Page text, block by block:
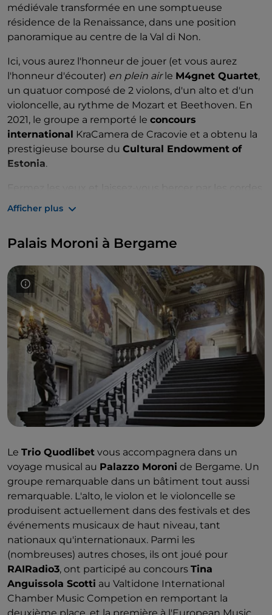
médiévale transformée en une somptueuse
résidence de la Renaissance, dans une position
panoramique au centre de la Val di Non.
Ici, vous aurez l'honneur de jouer (et vous aurez
l'honneur d'écouter) en plein airle M4gnet Quartet,
un quatuor composé de 2 violons, d'un alto et d'un
violoncelle, au rythme de Mozart et Beethoven. En
2021, le groupe a remporté le concours
international
KraCamera de Cracovie et a obtenu la
prestigieuse bourse du Cultural Endowment of
Estonia.
vibrantes du quatuor et, pendant que vous êtes
qui planent autour du château. La première est liée à
XVIIe siècle, pour lequel 3 jeunes femmes auraient
été condamnées au bûcher : témoignage sculpté
avec 3 croix sur une pierre conservée dans une pièce
au rez-de-chaussée. La deuxième légende raconte
l'histoire deMelisenda Nanno etLudovico Sporo
fils de la famille ennemie. Leur amour secret fut
découvert et le père de Melisenda ordonna que les
deux soient murés vivants dans le château : les nuits
de mai, on entend encore leurs gémissements
désespérés . Heureusement que le concert aura lieu
en septembre...
Afficher plus
Palais Moroni à Bergame
Le Trio Quodlibet vous accompagnera dans un
voyage musical au Palazzo Moroni de Bergame. Un
groupe remarquable dans un bâtiment tout aussi
remarquable. L'alto, le violon et le violoncelle se
produisent actuellement dans des festivals et des
événements musicaux de haut niveau, tant
nationaux qu'internationaux. Parmi les
(nombreuses) autres choses, ils ont joué pour
RAIRadio3, ont participé au concours Tina
Anguissola Scotti au Valtidone International
Chamber Music Competion en remportant la